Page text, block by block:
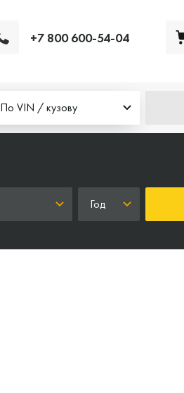
+7 800 600-54-04
По VIN / кузову
Год